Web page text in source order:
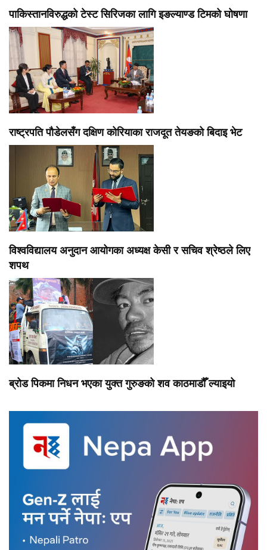
पाकिस्तानविरुद्धको टेस्ट सिरिजका लागि इङल्याण्ड टिमको घोषणा
राष्ट्रपति पौडेलसँग दक्षिण कोरियाका राजदूत तेयङको बिदाइ भेट
विश्वविद्यालय अनुदान आयोगका अध्यक्ष केसी र सचिव श्रेष्ठले लिए
शपथ
ब्रोड पिकमा निधन भएका युक्त गुरुङको शव काठमाडौँ ल्याइयो